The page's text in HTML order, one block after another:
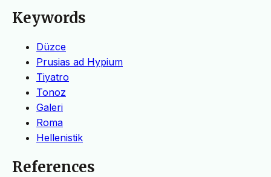
Keywords
Düzce
Prusias ad Hypium
Tiyatro
Tonoz
Galeri
Roma
Hellenistik
References